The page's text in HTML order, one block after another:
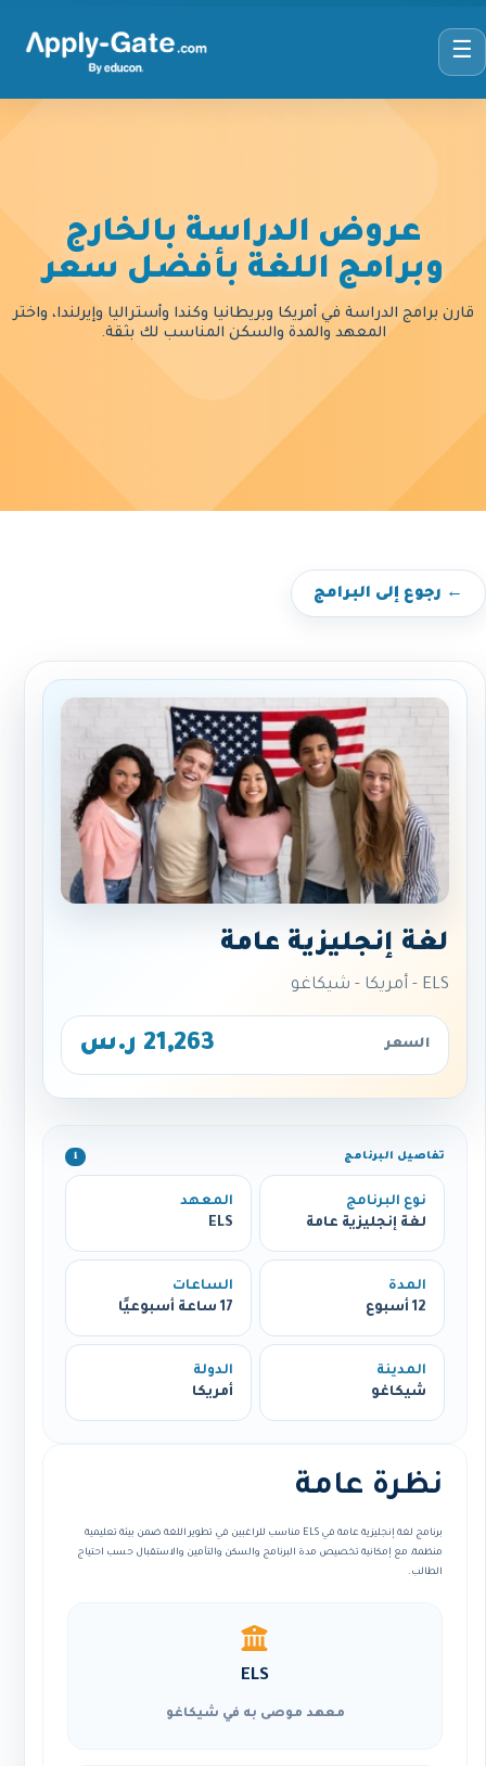
☰
عروض الدراسة بالخارج
وبرامج اللغة بأفضل سعر
قارن برامج الدراسة في أمريكا وبريطانيا وكندا وأستراليا وإيرلندا، واختر
المعهد والمدة والسكن المناسب لك بثقة.
← رجوع إلى البرامج
لغة إنجليزية عامة
ELS - أمريكا - شيكاغو
السعر 21,263 ر.س
تفاصيل البرنامج ℹ️
نوع البرنامج
لغة إنجليزية عامة
المعهد
ELS
المدة
12 أسبوع
الساعات
17 ساعة أسبوعيًا
المدينة
شيكاغو
الدولة
أمريكا
نظرة عامة
برنامج لغة إنجليزية عامة في ELS مناسب للراغبين في تطوير اللغة ضمن بيئة تعليمية
منظمة، مع إمكانية تخصيص مدة البرنامج والسكن والتأمين والاستقبال حسب احتياج
الطالب.
ELS
معهد موصى به في شيكاغو